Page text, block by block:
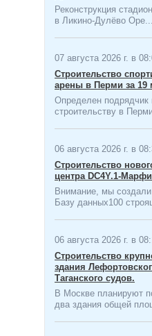
Реконструкция
в Ликино-Дулёво Оре...
07 августа 2026 г. в
Строительство
арены в Перми за 19
Определен подрядчик
строительству в
06 августа 2026 г. в
Строительство
центра​ DC4Y.1-
Внимание, мы
Базу данных100
06 августа 2026 г. в
Строительство
здания
Таганского судов.
В Москве планируют
два здания общей